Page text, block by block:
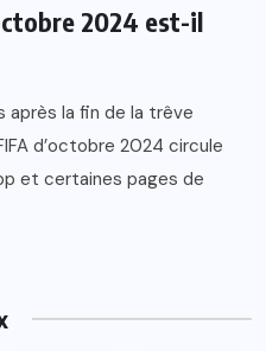
2024 est-il
après la fin de la trêve
d’octobre 2024 circule
et certaines pages de